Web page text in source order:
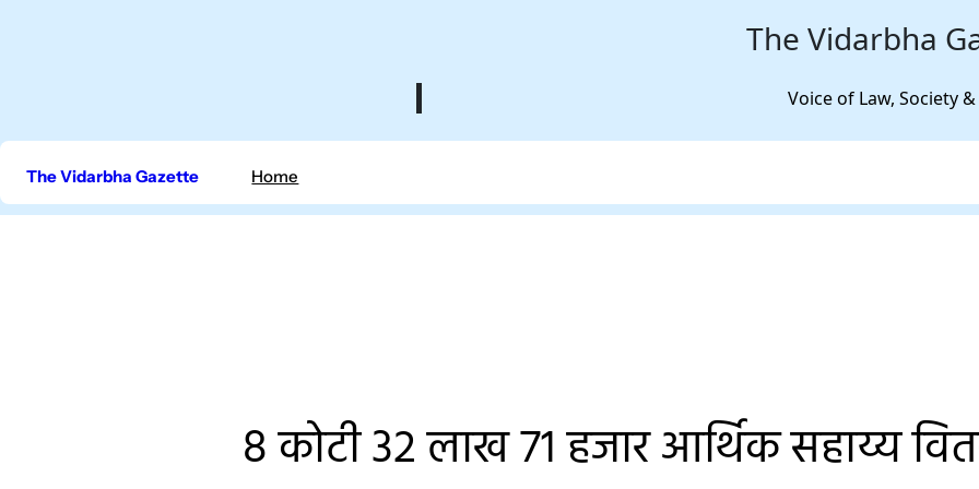
The Vidarbha
Voice of Law, Society
The Vidarbha Gazette Home
8 कोटी 32 लाख 71 हजार आर्थिक सहाय्य